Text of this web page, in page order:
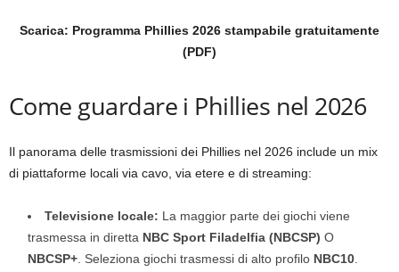
Scarica: Programma Phillies 2026 stampabile gratuitamente
(PDF)
Come guardare i Phillies nel 2026
Il panorama delle trasmissioni dei Phillies nel 2026 include un mix
di piattaforme locali via cavo, via etere e di streaming:
Televisione locale: La maggior parte dei giochi viene
trasmessa in diretta NBC Sport Filadelfia (NBCSP) O
NBCSP+. Seleziona giochi trasmessi di alto profilo NBC10.